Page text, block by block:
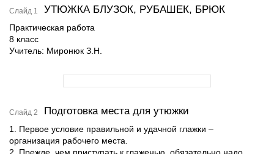
Слайд 1 УТЮЖКА БЛУЗОК, РУБАШЕК, БРЮК
Практическая работа
8 класс
Учитель: Миронюк З.Н.
Слайд 2 Подготовка места для утюжки
1. Первое условие правильной и удачной глажки –
организация рабочего места.